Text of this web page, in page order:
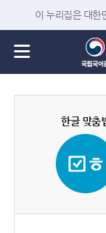
이 누리집은 대한
한글 맞춤